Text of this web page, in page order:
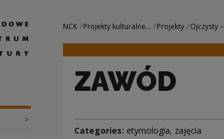
Narodowe
>
Navigation
NCK Projekty kulturalne... Projekty Ojczysty
ZAWÓD
Categories: etymologia, zajęcia